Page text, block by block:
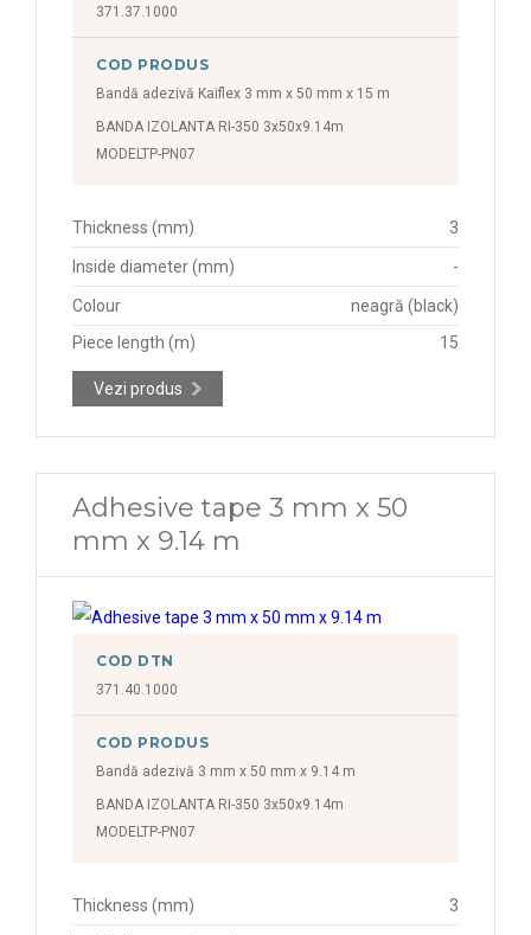
371.37.1000
COD PRODUS
Bandă adezivă Kaiflex 3 mm x 50 mm x 15 m
BANDA IZOLANTA RI-350 3x50x9.14m
MODELTP-PN07
Thickness (mm) 3
Inside diameter (mm) -
Colour
neagră (black)
Piece length (m)
15
Vezi produs
Adhesive tape 3 mm x 50
mm x 9.14 m
COD DTN
371.40.1000
COD PRODUS
Bandă adezivă 3 mm x 50 mm x 9.14 m
BANDA IZOLANTA RI-350 3x50x9.14m
MODELTP-PN07
Thickness (mm) 3